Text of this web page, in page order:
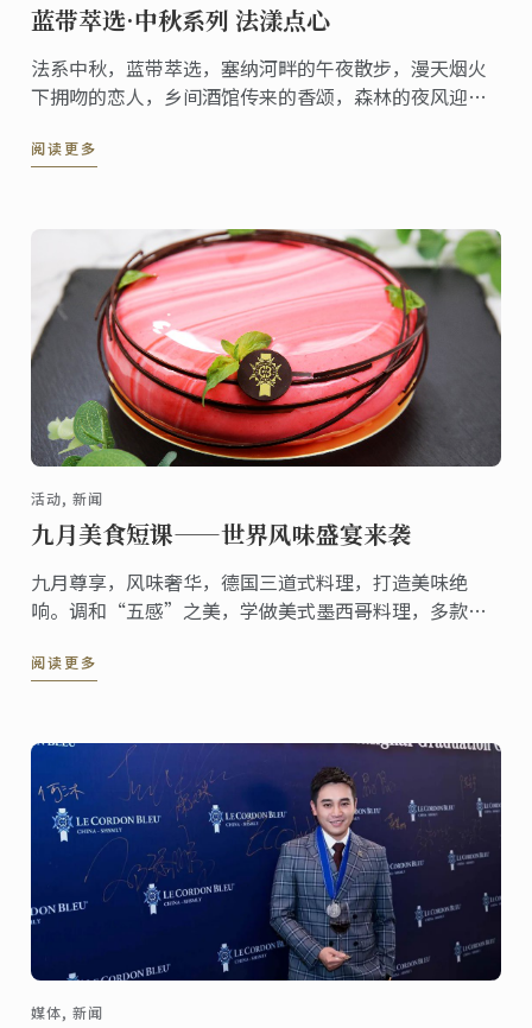
蓝带萃选·中秋系列 法漾点心
法系中秋，蓝带萃选，塞纳河畔的午夜散步，漫天烟火
下拥吻的恋人，乡间酒馆传来的香颂，森林的夜风迎面
年技艺加持！萃选出6款各具风味的法式甜点，取六合融
阅读更多
活动, 新闻
九月美食短课——世界风味盛宴来袭
九月尊享，风味奢华，德国三道式料理，打造美味绝
响。调和“五感”之美，学做美式墨西哥料理，多款经
阅读更多
媒体, 新闻